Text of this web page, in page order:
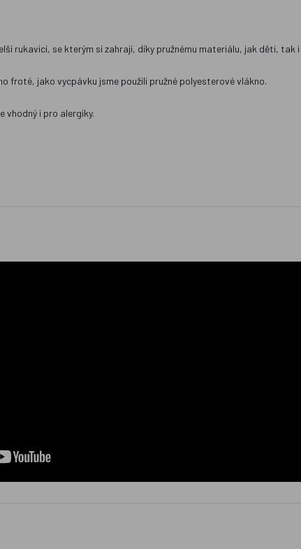
rukavicí, se kterým si zahrají, díky pružnému materiálu, jak děti, tak
froté, jako vycpávku jsme použili pružné polyesterové vlákno.
vhodný i pro alergiky.